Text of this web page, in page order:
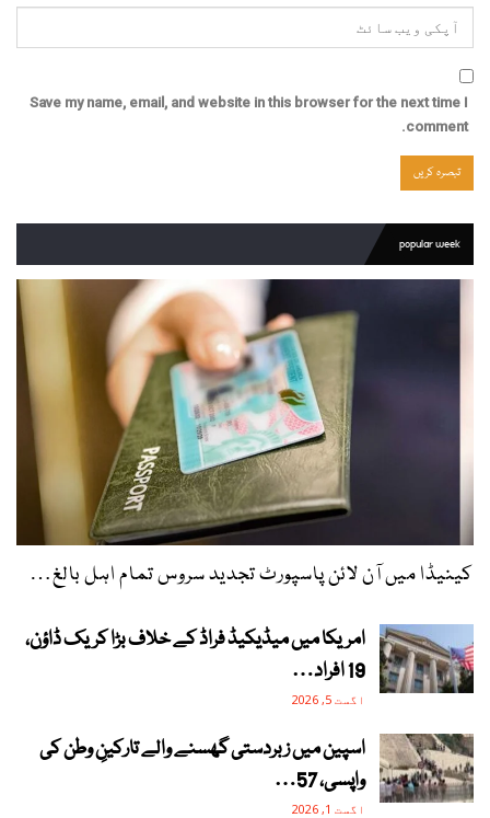
Save my name, email, and website in this browser for the next time I
comment.
popular week
کینیڈا میں آن لائن پاسپورٹ تجدید سروس تمام اہل بالغ…
امریکا میں میڈیکیڈ فراڈ کے خلاف بڑا کریک ڈاؤن،
19 افراد…
اگست 5, 2026
اسپین میں زبردستی گھسنے والے تارکینِ وطن کی
واپسی، 57…
اگست 1, 2026